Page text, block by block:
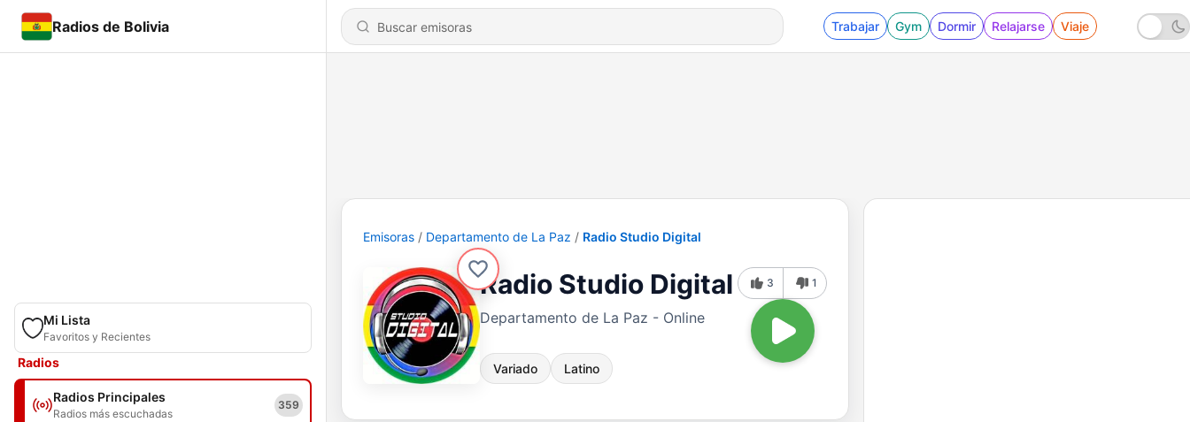
Radios de Bolivia Trabajar Gym Dormir Relajarse Viaje
Mi Lista
Favoritos y Recientes
Radios
Radios Principales
Radios más escuchadas
359
Emisoras Departamento de La Paz Radio Studio Digital
Radio Studio Digital
Departamento de La Paz - Online
Variado Latino
3 1